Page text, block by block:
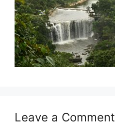
Leave a Comment